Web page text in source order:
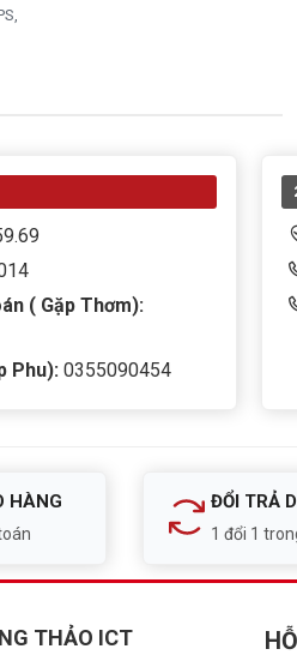
( Gặp Thơm):
Phu): 0355090454
HÀNG ĐỔI TRẢ
1 đổi 1
THẢO ICT